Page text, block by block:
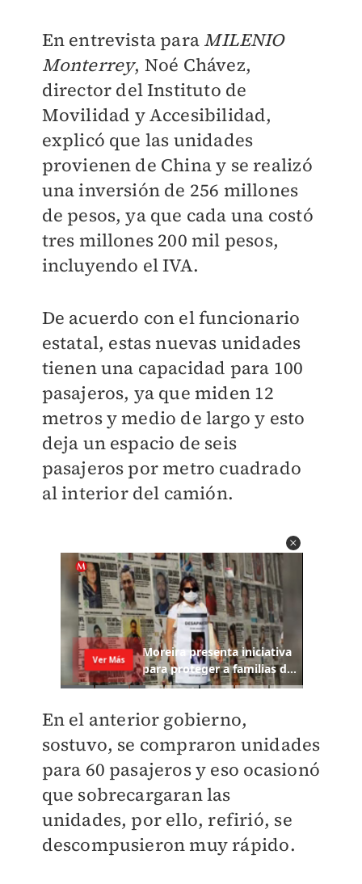
En entrevista para MILENIO
Monterrey, Noé Chávez,
director del Instituto de
Movilidad y Accesibilidad,
explicó que las unidades
provienen de China y se realizó
una inversión de 256 millones
de pesos, ya que cada una costó
tres millones 200 mil pesos,
incluyendo el IVA.
De acuerdo con el funcionario
estatal, estas nuevas unidades
tienen una capacidad para 100
pasajeros, ya que miden 12
metros y medio de largo y esto
deja un espacio de seis
pasajeros por metro cuadrado
al interior del camión.
En el anterior gobierno,
sostuvo, se compraron unidades
para 60 pasajeros y eso ocasionó
que sobrecargaran las
unidades, por ello, refirió, se
descompusieron muy rápido.